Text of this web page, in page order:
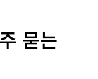
묻는